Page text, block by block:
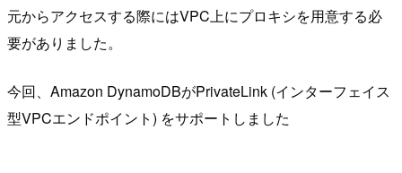
元からアクセスする際にはVPC上にプロキシを用意する必
要がありました。
今回、Amazon DynamoDBがPrivateLink (インターフェイス
型VPCエンドポイント) をサポートしました